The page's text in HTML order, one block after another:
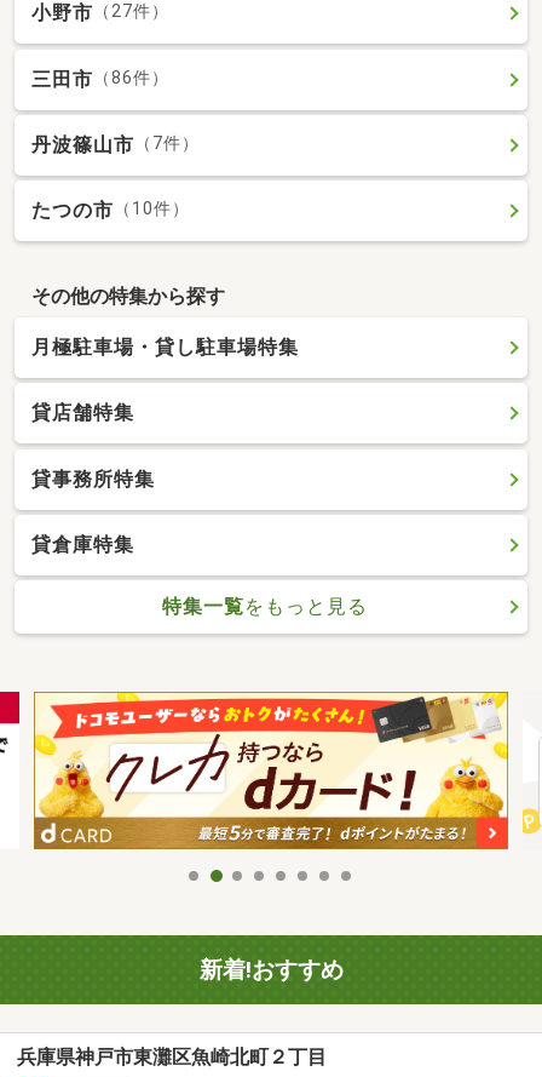
小野市 （27件）
三田市 （86件）
丹波篠山市 （7件）
たつの市 （10件）
その他の特集から探す
月極駐車場・貸し駐車場特集
貸店舗特集
貸事務所特集
貸倉庫特集
特集一覧をもっと見る
新着!おすすめ
兵庫県神戸市東灘区魚崎北町２丁目